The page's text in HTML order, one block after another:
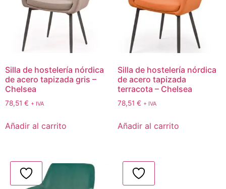
Silla de hostelería nórdica
de acero tapizada gris –
Chelsea
78,51 € + IVA
Añadir al carrito
Silla de hostelería nórdica
de acero tapizada
terracota – Chelsea
78,51 € + IVA
Añadir al carrito